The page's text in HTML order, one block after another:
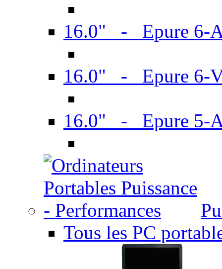
16.0" - Epure 6-
16.0" - Epure 6-
16.0" - Epure 5-
Tous les PC